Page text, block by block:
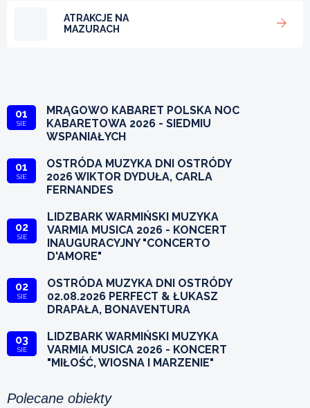
ATRAKCJE NA
MAZURACH
01
SIE
MRĄGOWO KABARET POLSKA NOC
KABARETOWA 2026 - SIEDMIU
WSPANIAŁYCH
01
SIE
OSTRÓDA MUZYKA DNI OSTRÓDY
2026 WIKTOR DYDUŁA, CARLA
FERNANDES
02
SIE
LIDZBARK WARMIŃSKI MUZYKA
VARMIA MUSICA 2026 - KONCERT
INAUGURACYJNY "CONCERTO
D'AMORE"
02
SIE
OSTRÓDA MUZYKA DNI OSTRÓDY
02.08.2026 PERFECT & ŁUKASZ
DRAPAŁA, BONAVENTURA
03
SIE
LIDZBARK WARMIŃSKI MUZYKA
VARMIA MUSICA 2026 - KONCERT
"MIŁOŚĆ, WIOSNA I MARZENIE"
Polecane obiekty